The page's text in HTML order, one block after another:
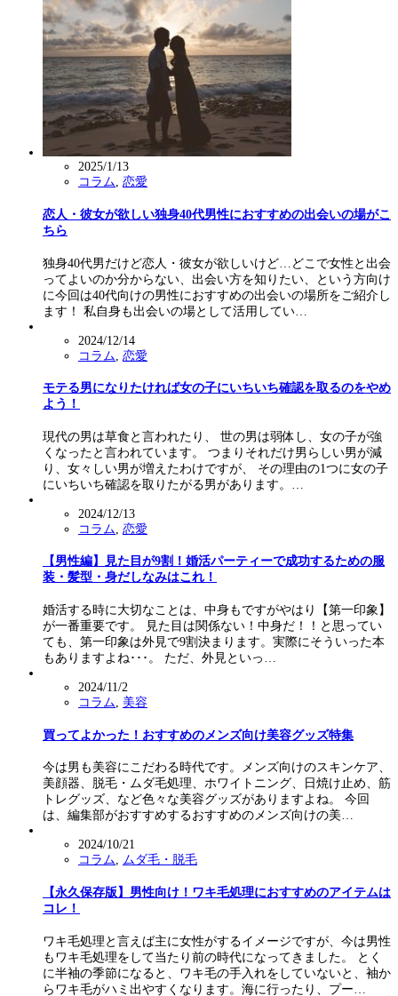
2025/1/13
コラム, 恋愛
恋人・彼女が欲しい独身40代男性におすすめの出会いの場がこ
ちら
独身40代男だけど恋人・彼女が欲しいけど…どこで女性と出会
ってよいのか分からない、出会い方を知りたい、という方向け
に今回は40代向けの男性におすすめの出会いの場所をご紹介し
ます！ 私自身も出会いの場として活用してい…
2024/12/14
コラム 恋愛
モテる男になりたければ女の子にいちいち確認を取るのをやめ
よう！
現代の男は草食と言われたり、 世の男は弱体し、女の子が強
くなったと言われています。 つまりそれだけ男らしい男が減
り、女々しい男が増えたわけですが、 その理由の1つに女の子
にいちいち確認を取りたがる男があります。…
2024/12/13
コラム 恋愛
【男性編】見た目が9割！婚活パーティーで成功するための服
装・髪型・身だしなみはこれ！
婚活する時に大切なことは、中身もですがやはり【第一印象】
が一番重要です。 見た目は関係ない！中身だ！！と思ってい
ても、第一印象は外見で9割決まります。実際にそういった本
もありますよね･･･。 ただ、外見といっ…
2024/11/2
コラム, 美容
買ってよかった！おすすめのメンズ向け美容グッズ特集
今は男も美容にこだわる時代です。メンズ向けのスキンケア、
美顔器、脱毛・ムダ毛処理、ホワイトニング、日焼け止め、筋
トレグッズ、など色々な美容グッズがありますよね。 今回
は、編集部がおすすめするおすすめのメンズ向けの美…
2024/10/21
コラム, ムダ毛・脱毛
【永久保存版】男性向け！ワキ毛処理におすすめのアイテムは
コレ！
ワキ毛処理と言えば主に女性がするイメージですが、今は男性
もワキ毛処理をして当たり前の時代になってきました。 とく
に半袖の季節になると、ワキ毛の手入れをしていないと、袖か
らワキ毛がハミ出やすくなります。海に行ったり、プー…